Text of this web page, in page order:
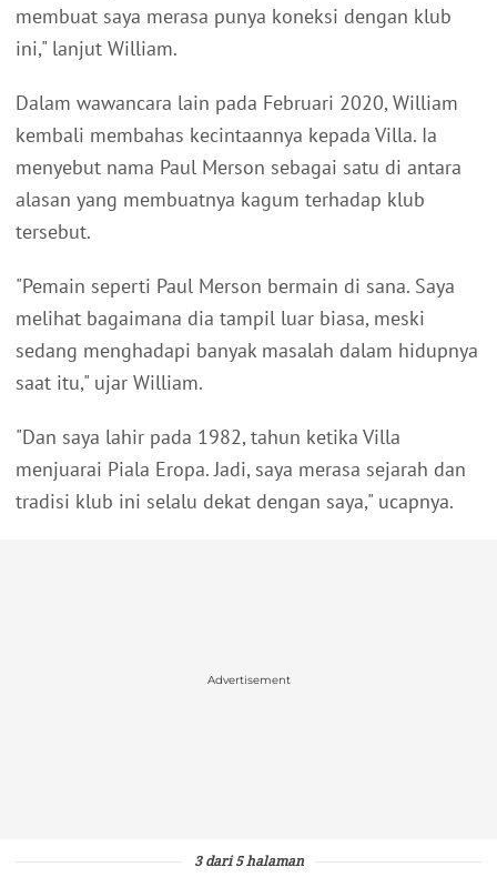
membuat saya merasa punya koneksi dengan klub
ini," lanjut William.
Dalam wawancara lain pada Februari 2020, William
kembali membahas kecintaannya kepada Villa. Ia
menyebut nama Paul Merson sebagai satu di antara
alasan yang membuatnya kagum terhadap klub
tersebut.
"Pemain seperti Paul Merson bermain di sana. Saya
melihat bagaimana dia tampil luar biasa, meski
sedang menghadapi banyak masalah dalam hidupnya
saat itu," ujar William.
"Dan saya lahir pada 1982, tahun ketika Villa
menjuarai Piala Eropa. Jadi, saya merasa sejarah dan
tradisi klub ini selalu dekat dengan saya," ucapnya.
Advertisement
3 dari 5 halaman